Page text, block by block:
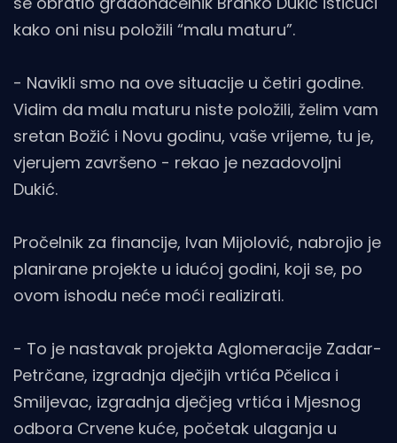
kako oni nisu položili “malu maturu”.
- Navikli smo na ove situacije u četiri godine.
Vidim da malu maturu niste položili, želim vam
sretan Božić i Novu godinu, vaše vrijeme, tu je,
vjerujem završeno - rekao je nezadovoljni
Dukić.
Pročelnik za financije, Ivan Mijolović, nabrojio je
planirane projekte u idućoj godini, koji se, po
ovom ishodu neće moći realizirati.
- To je nastavak projekta Aglomeracije Zadar-
Petrčane, izgradnja dječjih vrtića Pčelica i
Smiljevac, izgradnja dječjeg vrtića i Mjesnog
odbora Crvene kuće, početak ulaganja u